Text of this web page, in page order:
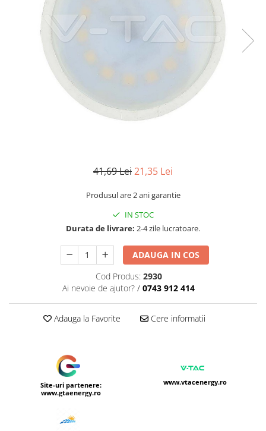
Tuburi LED
Lămpi de Birou
Oglinzi LED
41,69 Lei21,35 Lei
Produsul are 2 ani garantie
IN STOC
Durata de livrare: 2-4 zile lucratoare.
ADAUGA IN COS
Cod Produs: 2930
Ai nevoie de ajutor? / 0743 912 414
Adauga la Favorite Cere informatii
Site-uri partenere:
www.gtaenergy.ro
www.vtacenergy.ro